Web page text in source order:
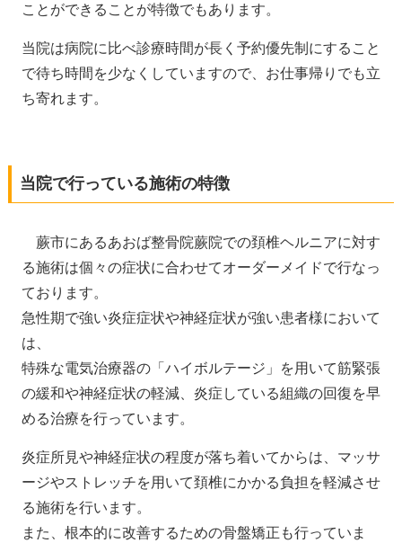
ことができることが特徴でもあります。
当院は病院に比べ診療時間が長く予約優先制にすること
で待ち時間を少なくしていますので、お仕事帰りでも立
ち寄れます。
当院で行っている施術の特徴
蕨市にあるあおば整骨院蕨院での頚椎ヘルニアに対す
る施術は個々の症状に合わせてオーダーメイドで行なっ
ております。
急性期で強い炎症症状や神経症状が強い患者様において
は、
特殊な電気治療器の「ハイボルテージ」を用いて筋緊張
の緩和や神経症状の軽減、炎症している組織の回復を早
める治療を行っています。
炎症所見や神経症状の程度が落ち着いてからは、マッサ
ージやストレッチを用いて頚椎にかかる負担を軽減させ
る施術を行います。
また、根本的に改善するための骨盤矯正も行っていま